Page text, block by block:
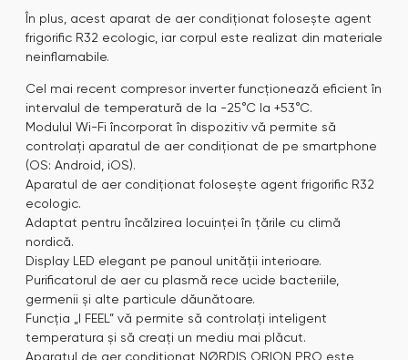
În plus, acest aparat de aer condiționat folosește agent
frigorific R32 ecologic, iar corpul este realizat din materiale
neinflamabile.
Cel mai recent compresor inverter funcționează eficient în
intervalul de temperatură de la -25°C la +53°C.
Modulul Wi-Fi încorporat în dispozitiv vă permite să
controlați aparatul de aer condiționat de pe smartphone
(OS: Android, iOS).
Aparatul de aer condiționat folosește agent frigorific R32
ecologic.
Adaptat pentru încălzirea locuinței în țările cu climă
nordică.
Display LED elegant pe panoul unității interioare.
Purificatorul de aer cu plasmă rece ucide bacteriile,
germenii și alte particule dăunătoare.
Funcția „I FEEL” vă permite să controlați inteligent
temperatura și să creați un mediu mai plăcut.
Aparatul de aer condiționat NØRDIS ORION PRO este